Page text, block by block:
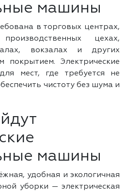
машины
в торговых центрах,
цехах,
вокзалах и других
покрытием. Электрические
мест, где требуется не
чистоту без шума и
машины
удобная и экологичная
уборки — электрическая